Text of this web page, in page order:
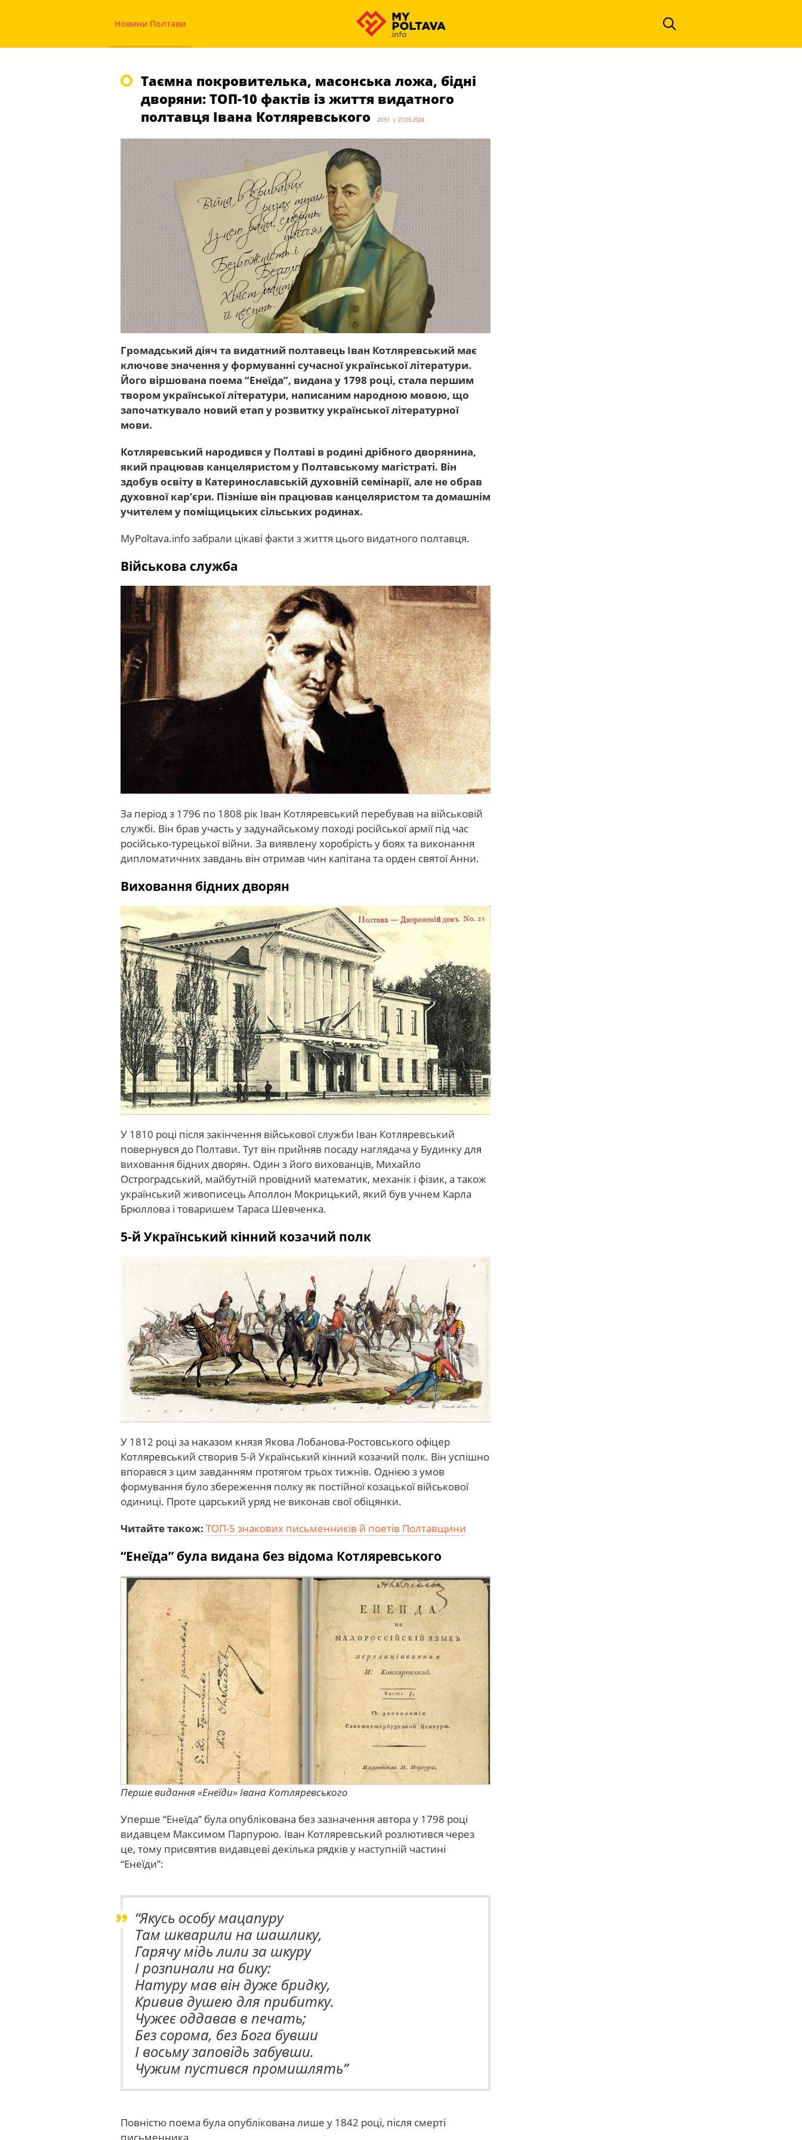
Новини Полтави
Таємна покровителька, масонська ложа, бідні
дворяни: ТОП-10 фактів із життя видатного
полтавця Івана Котляревського
20:51 | 27.03.2024
Громадський діяч та видатний полтавець Іван Котляревський має
ключове значення у формуванні сучасної української літератури.
Його віршована поема “Енеїда”, видана у 1798 році, стала першим
твором української літератури, написаним народною мовою, що
започаткувало новий етап у розвитку української літературної
мови.
Котляревський народився у Полтаві в родині дрібного дворянина,
який працював канцеляристом у Полтавському магістраті. Він
здобув освіту в Катеринославській духовній семінарії, але не обрав
духовної кар’єри. Пізніше він працював канцеляристом та домашнім
учителем у поміщицьких сільських родинах.
MyPoltava.info забрали цікаві факти з життя цього видатного полтавця.
Військова служба
За період з 1796 по 1808 рік Іван Котляревський перебував на військовій
службі. Він брав участь у задунайському поході російської армії під час
російсько-турецької війни. За виявлену хоробрість у боях та виконання
дипломатичних завдань він отримав чин капітана та орден святої Анни.
Виховання бідних дворян
У 1810 році після закінчення військової служби Іван Котляревський
повернувся до Полтави. Тут він прийняв посаду наглядача у Будинку для
виховання бідних дворян. Один з його вихованців, Михайло
Остроградський, майбутній провідний математик, механік і фізик, а також
український живописець Аполлон Мокрицький, який був учнем Карла
Брюллова і товаришем Тараса Шевченка.
5-й Український кінний козачий полк
У 1812 році за наказом князя Якова Лобанова-Ростовського офіцер
Котляревський створив 5-й Український кінний козачий полк. Він успішно
впорався з цим завданням протягом трьох тижнів. Однією з умов
формування було збереження полку як постійної козацької військової
одиниці. Проте царський уряд не виконав свої обіцянки.
Читайте також: ТОП-5 знакових письменників й поетів Полтавщини
“Енеїда” була видана без відома Котляревського
Перше видання «Енеїди» Івана Котляревського
Уперше “Енеїда” була опублікована без зазначення автора у 1798 році
видавцем Максимом Парпурою. Іван Котляревський розлютився через
це, тому присвятив видавцеві декілька рядків у наступній частині
“Енеїди”:
“Якусь особу мацапуру
Там шкварили на шашлику,
Гарячу мідь лили за шкуру
І розпинали на бику:
Натуру мав він дуже бридку,
Кривив душею для прибитку.
Чужеє оддавав в печать;
Без сорома, без Бога бувши
І восьму заповідь забувши.
Чужим пустився промишлять”
Повністю поема була опублікована лише у 1842 році, після смерті
письменника.